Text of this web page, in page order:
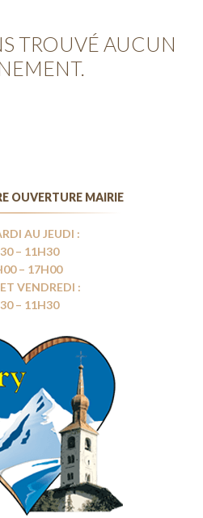
TROUVÉ AUCUN
OUVERTURE MAIRIE
AU JEUDI :
– 11H30
– 17H00
VENDREDI :
– 11H30